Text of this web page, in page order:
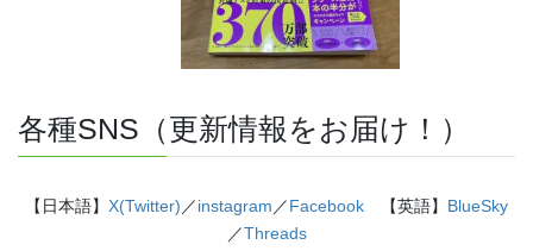
各種SNS（更新情報をお届け！）
【日本語】 X(Twitter) ／instagram ／Facebook 【英語】 BlueSky
／Threads